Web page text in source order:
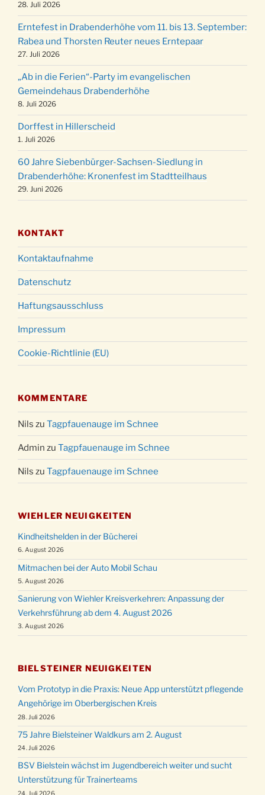
24.12.
Familiengottesdienst mit Krippenspiel im Ev.
Gemeindehaus um 15:00 Uhr
24.12. Familiengottesdienst in der FeG um 16 Uhr
24.12.
Weihnachtsgottesdienst in der Kirche um
15:00 Uhr
24.12.
Weihnachtsgottesdienst in der Kirche um
18:00 Uhr
24.12.
Christmette mit der ev. Jugend in der Kirche
um 23:00 Uhr
31.12.
Gottesdienst zu Silvester in der Kirche um
18:00 Uhr
28. Juli 2026
Erntefest in Drabenderhöhe vom 11. bis 13. September:
Rabea und Thorsten Reuter neues Erntepaar
27. Juli 2026
„Ab in die Ferien“-Party im evangelischen
Gemeindehaus Drabenderhöhe
8. Juli 2026
Dorffest in Hillerscheid
1. Juli 2026
60 Jahre Siebenbürger-Sachsen-Siedlung in
Drabenderhöhe: Kronenfest im Stadtteilhaus
29. Juni 2026
KONTAKT
Kontaktaufnahme
Datenschutz
Haftungsausschluss
Impressum
Cookie-Richtlinie (EU)
KOMMENTARE
Nils zu Tagpfauenauge im Schnee
Admin zu Tagpfauenauge im Schnee
Nils zu Tagpfauenauge im Schnee
WIEHLER NEUIGKEITEN
Kindheitshelden in der Bücherei
6. August 2026
Mitmachen bei der Auto Mobil Schau
5. August 2026
Sanierung von Wiehler Kreisverkehren: Anpassung der
Verkehrsführung ab dem 4. August 2026
3. August 2026
BIELSTEINER NEUIGKEITEN
Vom Prototyp in die Praxis: Neue App unterstützt pflegende
Angehörige im Oberbergischen Kreis
28. Juli 2026
75 Jahre Bielsteiner Waldkurs am 2. August
24. Juli 2026
BSV Bielstein wächst im Jugendbereich weiter und sucht
Unterstützung für Trainerteams
24. Juli 2026